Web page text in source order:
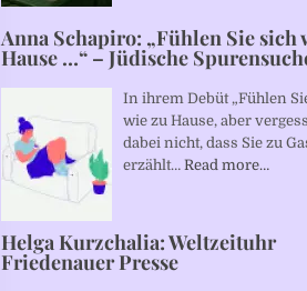
Anna Schapiro: „Fühlen Sie sich
Hause …“ – Jüdische
In ihrem Debüt „Fühlen
wie zu Hause, aber
dabei nicht, dass Sie zu
erzählt… Read more…
Helga Kurzchalia: Weltzeituhr
Friedenauer Presse